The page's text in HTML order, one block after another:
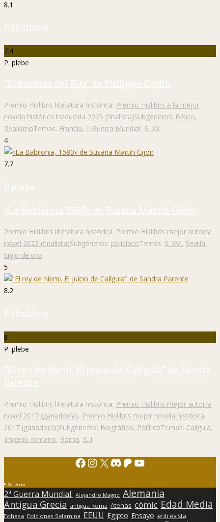
8.1
P. Hislibris
7.4
P. plebe
"El barman del Ritz" de Philippe Collin
Premio Hislibris literatura histórica: Premio Hislibris a la mejor
novela histórica traducida 2025 (finalista)Subgéneros: Bélico,
RealismoTemas: Francia, II Guerra Mundial, S. XX
4
7.7
P. plebe
«La Babilonia, 1580» de Susana Martín Gijón
Premio Hislibris literatura histórica: Premio Hislibris mejor autor/a
novel 2023 (finalista)Subgéneros: policíacoTemas: S. XVI, Sevilla,
Siglo de oro
5
8.2
P. Hislibris
8
P. plebe
"El rey de Nemi. El juicio de Calígula" de Sandra
Parente
Premio Hislibris literatura histórica: Premio Hislibris mejor autor/a
novel 2017 (ganador/a), Premio Hislibris mejor novela histórica
2017 (ganador/a)Subgéneros: Biográfico, PolíticoTemas: Calígula,
Imperio romano, Roma, S. I
Facebook
Instagram
X Discord
Patreon
YouTube
Sorpresa
2ª Guerra Mundial. Alejandro Magno Alemania
Antigua Grecia antigua Roma Atenas cómic Edad Media
Edhasa Ediciones Salamina EEUU Egipto Ensayo entrevista